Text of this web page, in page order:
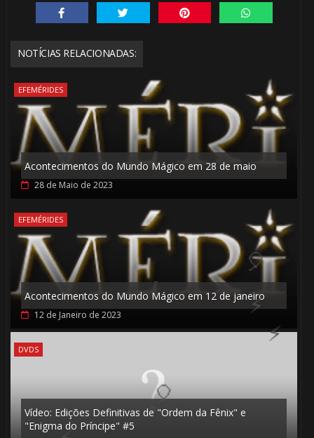
NOTÍCIAS RELACIONADAS:
EFEMÉRIDES
Acontecimentos do Mundo Mágico em 28 de maio
28 de Maio de 2023
EFEMÉRIDES
Acontecimentos do Mundo Mágico em 12 de janeiro
12 de Janeiro de 2023
DVDS
Vídeo: Edições Definitivas de "Ordem da Fênix" e
"Enigma do Príncipe" #5
⚡
1️⃣ 8️⃣
🎂
🎈